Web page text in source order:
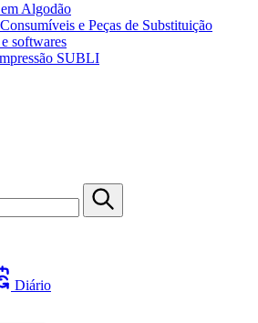
Algodão
e Peças de Substituição
softwares
SUBLI
Diário